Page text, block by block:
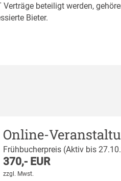
Verträge beteiligt werden,
Bieter.
Online-
Frühbucherpreis (Aktiv bis
370,- EUR
zzgl. Mwst.